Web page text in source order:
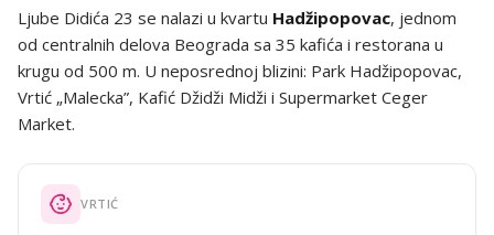
Ljube Didića 23 se nalazi u kvartu Hadžipopovac, jednom
od centralnih delova Beograda sa 35 kafića i restorana u
krugu od 500 m. U neposrednoj blizini: Park Hadžipopovac,
Vrtić „Malecka”, Kafić Džidži Midži i Supermarket Ceger
Market.
VRTIĆ